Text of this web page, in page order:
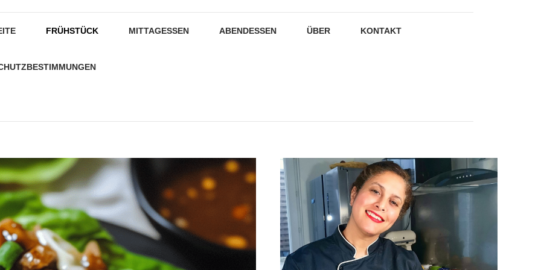
FRÜHSTÜCK MITTAGESSEN ABENDESSEN ÜBER KONTAKT